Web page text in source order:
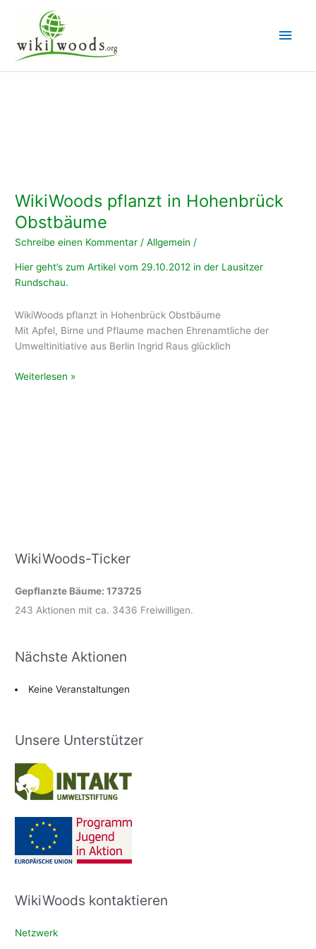
springen
WikiWoods pflanzt in Hohenbrück
Obstbäume
Schreibe einen Kommentar /Allgemein /
Hier geht’s zum Artikel vom 29.10.2012 in der Lausitzer
Rundschau.
WikiWoods pflanzt in Hohenbrück Obstbäume
Mit Apfel, Birne und Pflaume machen Ehrenamtliche der
Umweltinitiative aus Berlin Ingrid Raus glücklich
WikiWoods
Weiterlesen »
WikiWoods-Ticker
Gepflanzte Bäume: 173725
243 Aktionen mit ca. 3436 Freiwilligen.
Nächste Aktionen
Keine Veranstaltungen
Unsere Unterstützer
WikiWoods kontaktieren
Netzwerk